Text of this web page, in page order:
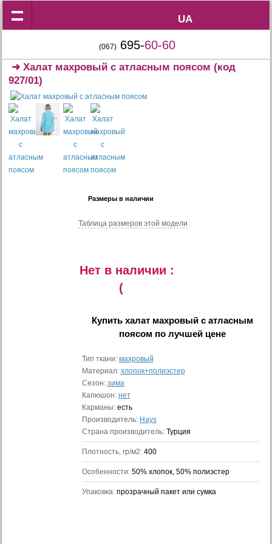
UA
UA
(067) 695-60-60
➜Халат махровый с атласным поясом (код
927/01)
Размеры в наличии
Таблица размеров этой модели
Нет в наличии :
(
Купить халат махровый с атласным
поясом по лучшей цене
Тип ткани: махровый
Материал: хлопок+полиэстер
Сезон: зима
Капюшон: нет
Карманы: есть
Производитель: Hays
Страна производитель: Турция
Плотность, гр/м2: 400
Особенности: 50% хлопок, 50% полиэстер
Упаковка: прозрачный пакет или сумка